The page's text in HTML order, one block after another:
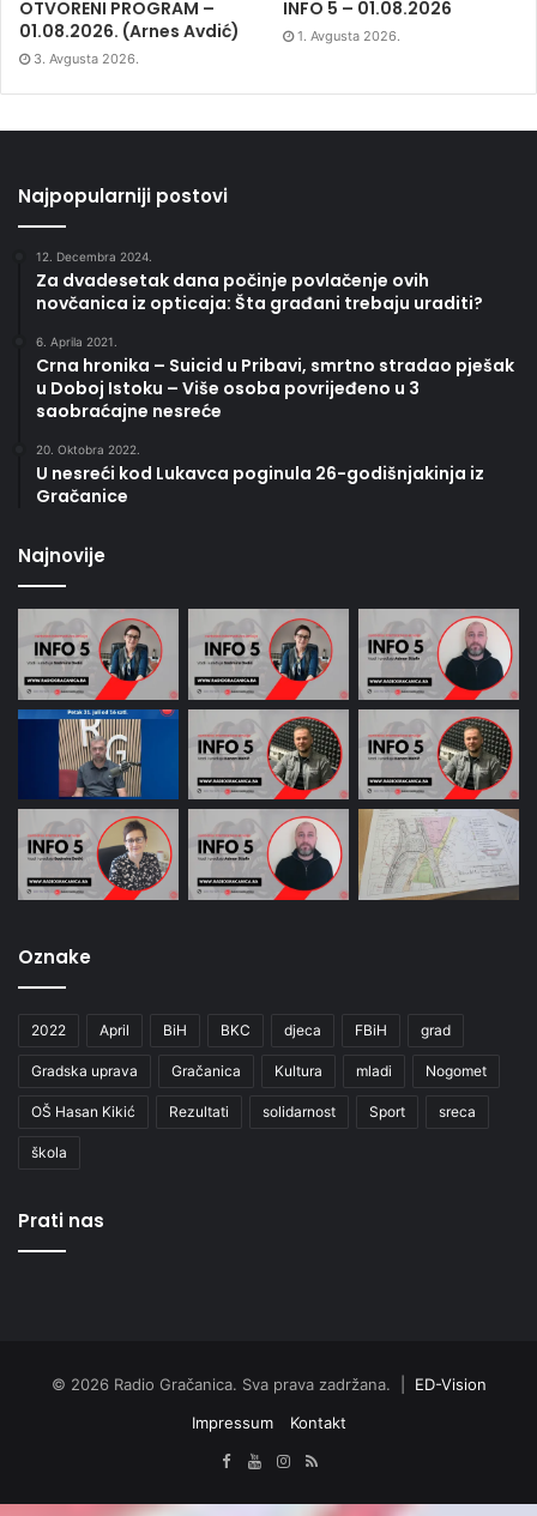
OTVORENI PROGRAM –
01.08.2026. (Arnes Avdić)
3. Avgusta 2026.
INFO 5 – 01.08.2026
1. Avgusta 2026.
Najpopularniji postovi
12. Decembra 2024.
Za dvadesetak dana počinje povlačenje ovih
novčanica iz opticaja: Šta građani trebaju uraditi?
6. Aprila 2021.
Crna hronika – Suicid u Pribavi, smrtno stradao pješak
u Doboj Istoku – Više osoba povrijeđeno u 3
saobraćajne nesreće
20. Oktobra 2022.
U nesreći kod Lukavca poginula 26-godišnjakinja iz
Gračanice
Najnovije
Oznake
2022 April BiH BKC djeca FBiH grad
Gradska uprava Gračanica Kultura mladi Nogomet
OŠ Hasan Kikić Rezultati solidarnost Sport sreca
škola
Prati nas
© 2026 Radio Gračanica. Sva prava zadržana. | ED-Vision
Impressum
Kontakt